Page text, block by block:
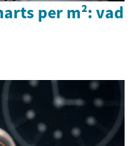
per m²: vad